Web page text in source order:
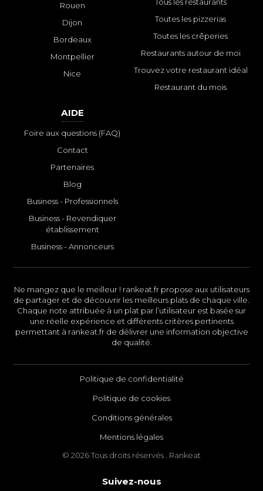
Rouen
Dijon
Bordeaux
Montpellier
Nice
Tous les restaurants
Toutes les pizzerias
Toutes les crêperies
Restaurants autour de moi
Trouvez votre restaurant idéal
Restaurant du mois
AIDE
Foire aux questions (FAQ)
Contact
Partenaires
Blog
Business - Professionnels
Business - Revendiquer
établissement
Business - Annonceurs
Ne mangez que le meilleur ! rankeat.fr propose aux utilisateurs
de partager et de découvrir les meilleurs plats de chaque ville.
Chaque note attribuée à un plat par l’utilisateur est basée sur
une réelle expérience et différents critères pertinents
permettant à rankeat.fr de délivrer une information objective
de qualité.
Politique de confidentialité
Politique de cookies
Conditions générales
Mentions légales
© 2026 Tous droits réservés . Rankeat
Suivez-nous